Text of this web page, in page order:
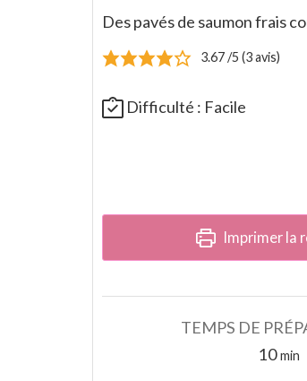
Des pavés de saumon frais
3.67/5 (3avis)
Difficulté : Facile
Imprimer la
TEMPS DE
10 min